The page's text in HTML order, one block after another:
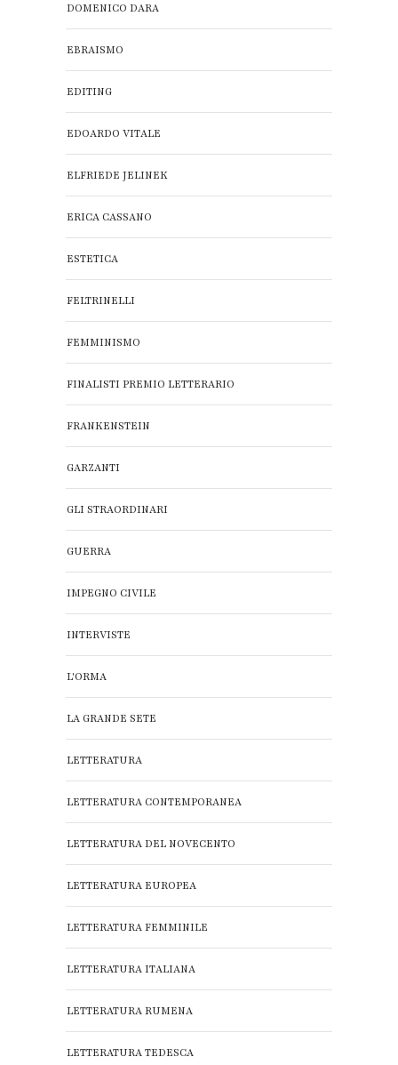
DOMENICO DARA
EBRAISMO
EDITING
EDOARDO VITALE
ELFRIEDE JELINEK
ERICA CASSANO
ESTETICA
FELTRINELLI
FEMMINISMO
FINALISTI PREMIO LETTERARIO
FRANKENSTEIN
GARZANTI
GLI STRAORDINARI
GUERRA
IMPEGNO CIVILE
INTERVISTE
L'ORMA
LA GRANDE SETE
LETTERATURA
LETTERATURA CONTEMPORANEA
LETTERATURA DEL NOVECENTO
LETTERATURA EUROPEA
LETTERATURA FEMMINILE
LETTERATURA ITALIANA
LETTERATURA RUMENA
LETTERATURA TEDESCA